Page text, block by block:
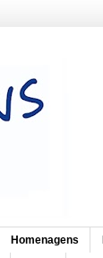
Homenagens